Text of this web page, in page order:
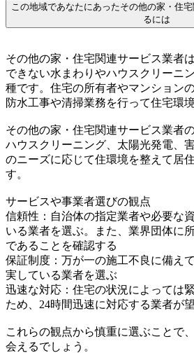
この地域であなたにあったその他の家・住
るには
その他の家・住宅関連サービス業者
できない水まわりやハウスクリーニ
種です。住宅の所有者やマンション
防水工事や清掃業務を行って住宅環
その他の家・住宅関連サービス業者
ハウスクリーニング、太陽光発電、
のニーズに応じて住環境を整えて居
す。
サービスや事業者選びの観点
信頼性：自治体の指定業者や必要な
いる業者を選ぶ。また、業界団体に
であることを確認する
保証制度：万が一の施工不良に備え
実している業者を選ぶ
迅速な対応：住宅の状況によっては
ため、24時間迅速に対応する業者が
これらの観点から慎重に選ぶことで
会えるでしょう。